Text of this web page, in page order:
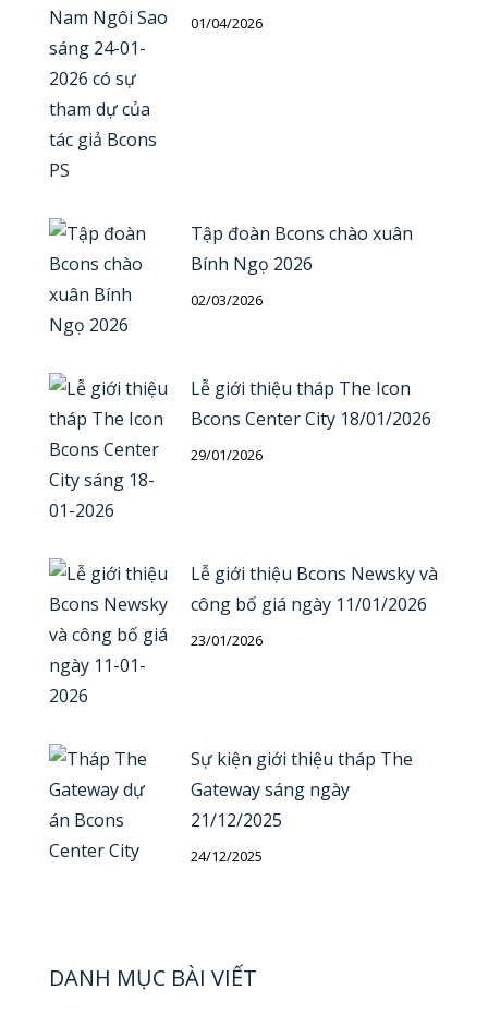
01/04/2026
Tập đoàn Bcons chào xuân
Bính Ngọ 2026
02/03/2026
Lễ giới thiệu tháp The Icon
Bcons Center City 18/01/2026
29/01/2026
Lễ giới thiệu Bcons Newsky và
công bố giá ngày 11/01/2026
23/01/2026
Sự kiện giới thiệu tháp The
Gateway sáng ngày
21/12/2025
24/12/2025
DANH MỤC BÀI VIẾT